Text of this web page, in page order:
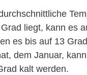
liegt, kann es
es bis auf 13
dem Januar,
kalt werden.